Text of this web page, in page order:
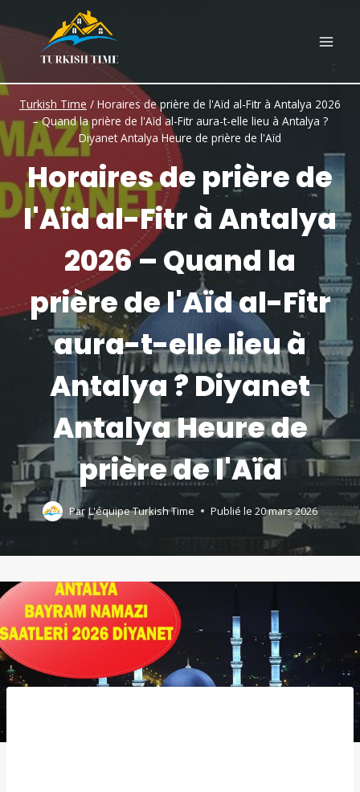
to
content
Turkish Time / Horaires de prière de l'Aïd al-Fitr à Antalya 2026
– Quand la prière de l'Aïd al-Fitr aura-t-elle lieu à Antalya ?
Diyanet Antalya Heure de prière de l'Aïd
Horaires de prière de
l'Aïd al-Fitr à Antalya
2026 – Quand la
prière de l'Aïd al-Fitr
aura-t-elle lieu à
Antalya ? Diyanet
Antalya Heure de
prière de l'Aïd
Par L'équipe Turkish Time Publié le 20 mars 2026